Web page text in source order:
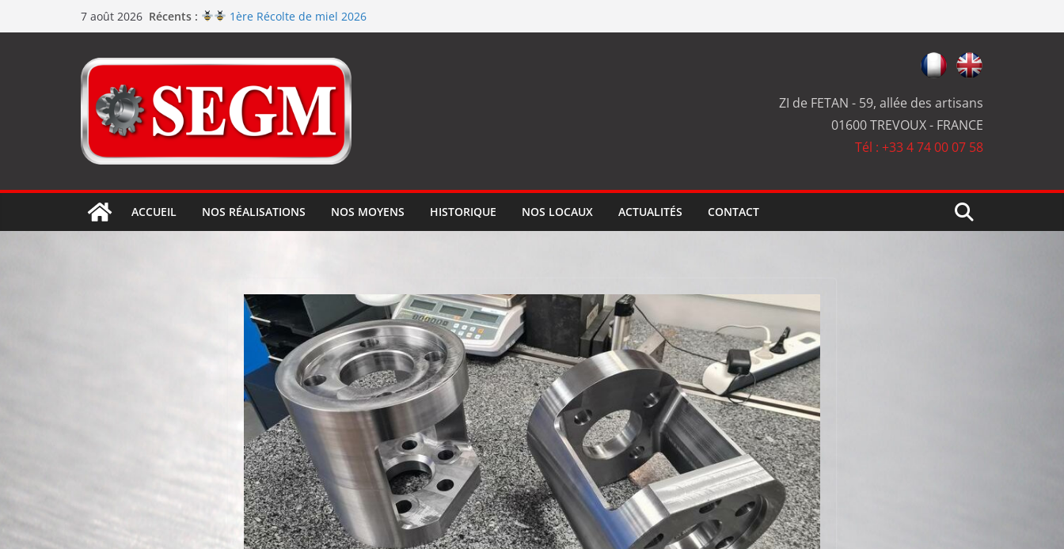
7 août 2026 Récents :
1ère Récolte de miel 2026
Renouvellement de la certification ISO 9001
Jérôme en renfort sur la qualité de #SEGM
et réparation
ZI de FETAN - 59, allée des artisans
01600 TREVOUX - FRANCE
Tél : +33 4 74 00 07 58
ACCUEIL NOS RÉALISATIONS NOS MOYENS HISTORIQUE NOS LOCAUX ACTUALITÉS CONTACT